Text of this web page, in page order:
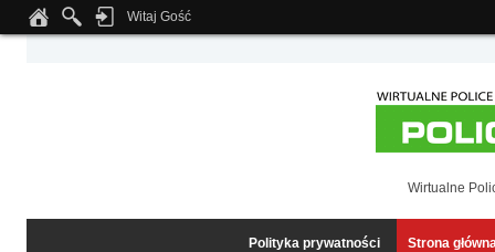
Notice: Undefined index: tapatalk_body_hook in
Witaj Gość
Wirtualne
Polityka prywatności Strona